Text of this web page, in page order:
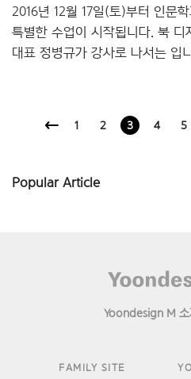
2016년 12월 17일(토)부터 인문
특별한 수업이 시작됩니다. 북 디
대표 정병규가 강사로 나서는 입
이분법에서 벗어나 인문학이 놓
세계에 대한 탐구합니다. 강의는
거쳐, 융합의 운동장에 이르렀다.
1 2 3 4 5
Popular Article
Yoondesign M 소
FAMILY SITE